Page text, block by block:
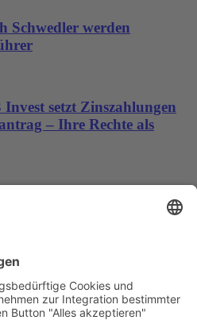
werden
setzt Zinszahlungen
– Ihre Rechte als
Dollar und treibt
Luftinfrastruktur voran